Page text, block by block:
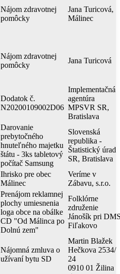
Nájom zdravotnej
pomôcky
Jana Turicová,
Málinec
Nájom zdravotnej
pomôcky
Jana Turicová
Dodatok č.
N20200109002D06
Implementačná
agentúra
MPSVR SR,
Bratislava
Darovanie
prebytočného
hnuteľného majetku
štátu - 3ks tabletový
počítač Samsung
Slovenská
republika -
Štatistický úrad
SR, Bratislava
Ihrisko pre obec
Málinec
Veríme v
Zábavu, s.r.o.
Prenájom reklamnej
plochy umiesnenia
loga obce na obálke
CD "Od Málinca po
Dolnú zem"
Folklórne
združenie
Jánošík pri
Fiľakovo
Nájomná zmluva o
užívaní bytu SD
Martin Blažek
Hečkova 2534/
24
0910 01 Žilina